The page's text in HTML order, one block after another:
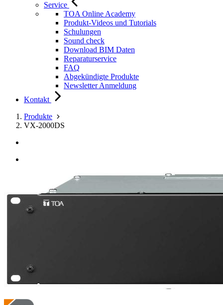
Service
TOA Online Academy
Produkt-Videos und Tutorials
Schulungen
Sound check
Download BIM Daten
Reparaturservice
FAQ
Abgekündigte Produkte
Newsletter Anmeldung
Kontakt
Produkte
VX-2000DS